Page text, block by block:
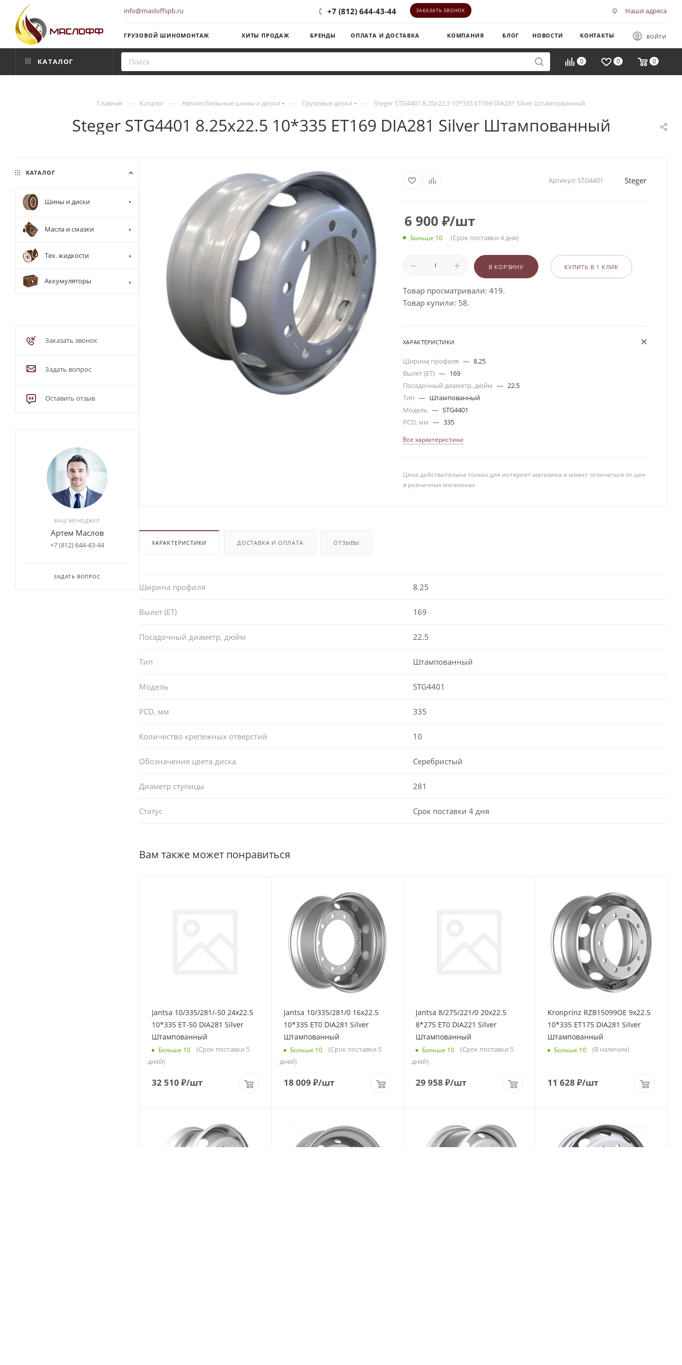
info@masloffspb.ru +7 (812) 644-43-44 ЗАКАЗАТЬ ЗВОНОК Наши адреса
ГРУЗОВОЙ ШИНОМОНТАЖ ХИТЫ ПРОДАЖ БРЕНДЫ ОПЛАТА И ДОСТАВКА КОМПАНИЯ БЛОГ НОВОСТИ КОНТАКТЫ ВОЙТИ
КАТАЛОГ 0 0 0
Главная — Каталог — Автомобильные шины и диски — Грузовые диски — Steger STG4401 8.25x22.5 10*335 ET169 DIA281 Silver Штампованный
Steger STG4401 8.25x22.5 10*335 ET169 DIA281 Silver Штампованный
Артикул: STG4401 Steger
6 900 ₽/шт
Больше 10 (Срок поставки 4 дня)
В КОРЗИНУ КУПИТЬ В 1 КЛИК
Товар просматривали: 419.
Товар купили: 58.
ХАРАКТЕРИСТИКИ
Ширина профиля — 8.25
Вылет (ET) — 169
Посадочный диаметр, дюйм — 22.5
Тип — Штампованный
Модель — STG4401
PCD, мм — 335
Все характеристики
Цена действительна только для интернет-магазина и может отличаться от цен
в розничных магазинах
ХАРАКТЕРИСТИКИ ДОСТАВКА И ОПЛАТА ОТЗЫВЫ
Ширина профиля 8.25
Вылет (ET) 169
Посадочный диаметр, дюйм 22.5
Тип Штампованный
Модель STG4401
PCD, мм 335
Количество крепежных отверстий 10
Обозначение цвета диска Серебристый
Диаметр ступицы 281
Статус Срок поставки 4 дня
Вам также может понравиться
Jantsa 10/335/281/-50 24x22.5
10*335 ET-50 DIA281 Silver
Штампованный
Больше 10
(Срок поставки 5
дней)
32 510 ₽/шт
Jantsa 10/335/281/0 16x22.5
10*335 ET0 DIA281 Silver
Штампованный
Больше 10
(Срок поставки 5
дней)
18 009 ₽/шт
Jantsa 8/275/221/0 20x22.5
8*275 ET0 DIA221 Silver
Штампованный
Больше 10
(Срок поставки 5
дней)
29 958 ₽/шт
Kronprinz RZB15099OE 9x22.5
10*335 ET175 DIA281 Silver
Штампованный
Больше 10 (В наличии)
11 628 ₽/шт
КАТАЛОГ
Шины и диски
Масла и смазки
Тех. жидкости
Аккумуляторы
Заказать звонок
Задать вопрос
Оставить отзыв
ВАШ МЕНЕДЖЕР
Артем Маслов
+7 (812) 644-43-44
ЗАДАТЬ ВОПРОС